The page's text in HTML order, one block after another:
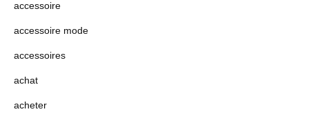
accessoire
accessoire mode
accessoires
achat
acheter